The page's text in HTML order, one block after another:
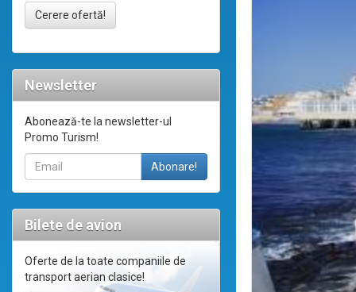
Cerere ofertă!
Newsletter
Abonează-te la newsletter-ul
Promo Turism!
Bilete de avion
Oferte de la toate companiile de
transport aerian clasice!